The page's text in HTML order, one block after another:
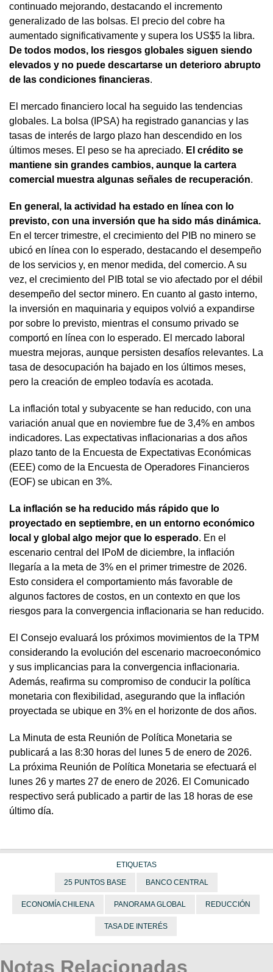
continuado mejorando, destacando el incremento
generalizado de las bolsas. El precio del cobre ha
aumentado significativamente y supera los US$5 la libra.
De todos modos, los riesgos globales siguen siendo
elevados y no puede descartarse un deterioro abrupto
de las condiciones financieras.
El mercado financiero local ha seguido las tendencias
globales. La bolsa (IPSA) ha registrado ganancias y las
tasas de interés de largo plazo han descendido en los
últimos meses. El peso se ha apreciado. El crédito se
mantiene sin grandes cambios, aunque la cartera
comercial muestra algunas señales de recuperación.
En general, la actividad ha estado en línea con lo
previsto, con una inversión que ha sido más dinámica.
En el tercer trimestre, el crecimiento del PIB no minero se
ubicó en línea con lo esperado, destacando el desempeño
de los servicios y, en menor medida, del comercio. A su
vez, el crecimiento del PIB total se vio afectado por el débil
desempeño del sector minero. En cuanto al gasto interno,
la inversión en maquinaria y equipos volvió a expandirse
por sobre lo previsto, mientras el consumo privado se
comportó en línea con lo esperado. El mercado laboral
muestra mejoras, aunque persisten desafíos relevantes. La
tasa de desocupación ha bajado en los últimos meses,
pero la creación de empleo todavía es acotada.
La inflación total y subyacente se han reducido, con una
variación anual que en noviembre fue de 3,4% en ambos
indicadores. Las expectativas inflacionarias a dos años
plazo tanto de la Encuesta de Expectativas Económicas
(EEE) como de la Encuesta de Operadores Financieros
(EOF) se ubican en 3%.
La inflación se ha reducido más rápido que lo
proyectado en septiembre, en un entorno económico
local y global algo mejor que lo esperado. En el
escenario central del IPoM de diciembre, la inflación
llegaría a la meta de 3% en el primer trimestre de 2026.
Esto considera el comportamiento más favorable de
algunos factores de costos, en un contexto en que los
riesgos para la convergencia inflacionaria se han reducido.
El Consejo evaluará los próximos movimientos de la TPM
considerando la evolución del escenario macroeconómico
y sus implicancias para la convergencia inflacionaria.
Además, reafirma su compromiso de conducir la política
monetaria con flexibilidad, asegurando que la inflación
proyectada se ubique en 3% en el horizonte de dos años.
La Minuta de esta Reunión de Política Monetaria se
publicará a las 8:30 horas del lunes 5 de enero de 2026.
La próxima Reunión de Política Monetaria se efectuará el
lunes 26 y martes 27 de enero de 2026. El Comunicado
respectivo será publicado a partir de las 18 horas de ese
último día.
ETIQUETAS
25 PUNTOS BASE BANCO CENTRAL
ECONOMÍA CHILENA PANORAMA GLOBAL REDUCCIÓN
TASA DE INTERÉS
Notas Relacionadas